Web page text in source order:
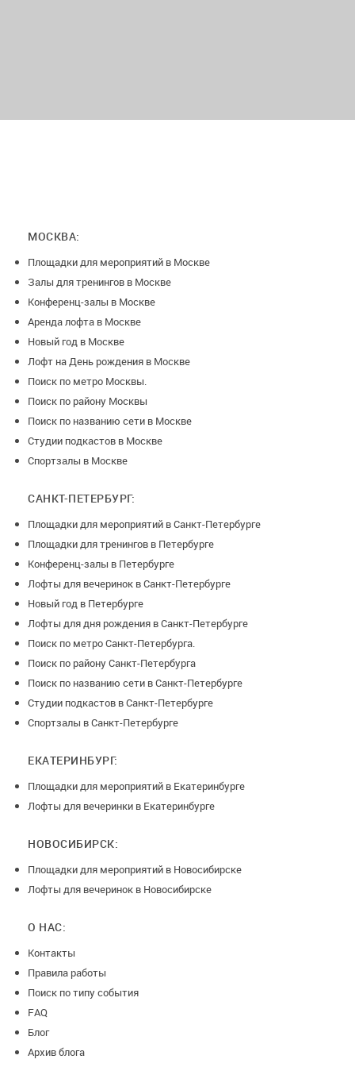
МОСКВА:
Площадки для мероприятий в Москве
Залы для тренингов в Москве
Конференц-залы в Москве
Аренда лофта в Москве
Новый год в Москве
Лофт на День рождения в Москве
Поиск по метро Москвы.
Поиск по району Москвы
Поиск по названию сети в Москве
Студии подкастов в Москве
Спортзалы в Москве
САНКТ-ПЕТЕРБУРГ:
Площадки для мероприятий в Санкт-Петербурге
Площадки для тренингов в Петербурге
Конференц-залы в Петербурге
Лофты для вечеринок в Санкт-Петербурге
Новый год в Петербурге
Лофты для дня рождения в Санкт-Петербурге
Поиск по метро Санкт-Петербурга.
Поиск по району Санкт-Петербурга
Поиск по названию сети в Санкт-Петербурге
Студии подкастов в Санкт-Петербурге
Спортзалы в Санкт-Петербурге
ЕКАТЕРИНБУРГ:
Площадки для мероприятий в Екатеринбурге
Лофты для вечеринки в Екатеринбурге
НОВОСИБИРСК:
Площадки для мероприятий в Новосибирске
Лофты для вечеринок в Новосибирске
О НАС:
Контакты
Правила работы
Поиск по типу события
FAQ
Блог
Архив блога